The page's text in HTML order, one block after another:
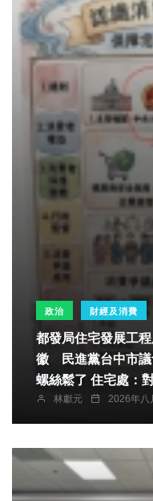
政治 財經及消費
都發局住宅發展工
徽 民進黨台中市議
螺絲鬆了 住宅處：對中市社宅AI生成圖卡誤植不妥
圖示致歉 已全
林獻元 2026年八